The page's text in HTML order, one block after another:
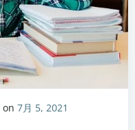
on 7月 5, 2021